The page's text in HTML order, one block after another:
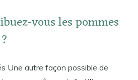
vous les pommes
Une autre façon possible de